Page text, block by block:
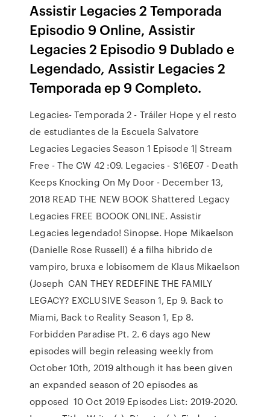
Assistir Legacies 2 Temporada
Episodio 9 Online, Assistir
Legacies 2 Episodio 9 Dublado e
Legendado, Assistir Legacies 2
Temporada ep 9 Completo.
Legacies- Temporada 2 - Tráiler Hope y el resto
de estudiantes de la Escuela Salvatore
Legacies Legacies Season 1 Episode 1| Stream
Free - The CW 42 :09. Legacies - S16E07 - Death
Keeps Knocking On My Door - December 13,
2018 READ THE NEW BOOK Shattered Legacy
Legacies FREE BOOOK ONLINE. Assistir
Legacies legendado! Sinopse. Hope Mikaelson
(Danielle Rose Russell) é a filha hibrido de
vampiro, bruxa e lobisomem de Klaus Mikaelson
(Joseph CAN THEY REDEFINE THE FAMILY
LEGACY? EXCLUSIVE Season 1, Ep 9. Back to
Miami, Back to Reality Season 1, Ep 8.
Forbidden Paradise Pt. 2. 6 days ago New
episodes will begin releasing weekly from
October 10th, 2019 although it has been given
an expanded season of 20 episodes as
opposed 10 Oct 2019 Episodes List: 2019-2020.